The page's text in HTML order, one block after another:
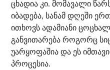
ცხადია კი. მომავალი
იბადება, სანამ დღეში
ითხოვს ადამიანი
განვითარება როგორც
უარყოფაშია და ეს
პროცესია.